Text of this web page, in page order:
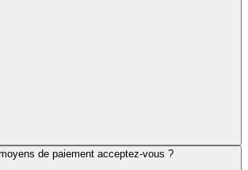
de paiement acceptez-vous ?